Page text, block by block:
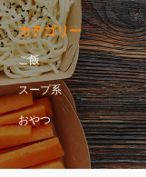
カテゴリー
ご飯
スープ系
おやつ